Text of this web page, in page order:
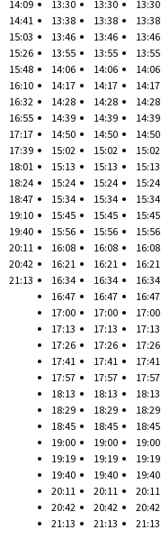
14:09
14:41
15:03
15:26
15:48
16:10
16:32
16:55
17:17
17:39
18:01
18:24
18:47
19:10
19:40
20:11
20:42
21:13
13:30
13:38
13:46
13:55
14:06
14:17
14:28
14:39
14:50
15:02
15:13
15:24
15:34
15:45
15:56
16:08
16:21
16:34
16:47
17:00
17:13
17:26
17:41
17:57
18:13
18:29
18:45
19:00
19:19
19:40
20:11
20:42
21:13
13:30
13:38
13:46
13:55
14:06
14:17
14:28
14:39
14:50
15:02
15:13
15:24
15:34
15:45
15:56
16:08
16:21
16:34
16:47
17:00
17:13
17:26
17:41
17:57
18:13
18:29
18:45
19:00
19:19
19:40
20:11
20:42
21:13
13:30
13:38
13:46
13:55
14:06
14:17
14:28
14:39
14:50
15:02
15:13
15:24
15:34
15:45
15:56
16:08
16:21
16:34
16:47
17:00
17:13
17:26
17:41
17:57
18:13
18:29
18:45
19:00
19:19
19:40
20:11
20:42
21:13